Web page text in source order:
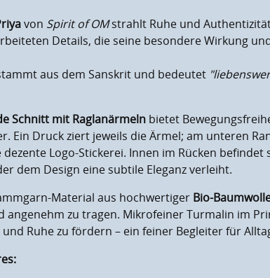
von Spirit of OMstrahlt Ruhe und
Details, die seine besondere Wirkung
aus dem Sanskrit und bedeutet
Schnitt mit Raglanärmelnbietet
Ein Druck ziert jeweils die Ärmel; am unteren
Logo-Stickerei. Innen im Rücken befindet
dem Design eine subtile Eleganz verleiht.
Material aus hochwertiger Bio-
angenehm zu tragen. Mikrofeiner Turmalin im
Ruhe zu fördern – ein feiner Begleiter für